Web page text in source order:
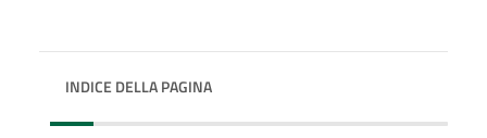
INDICE DELLA PAGINA